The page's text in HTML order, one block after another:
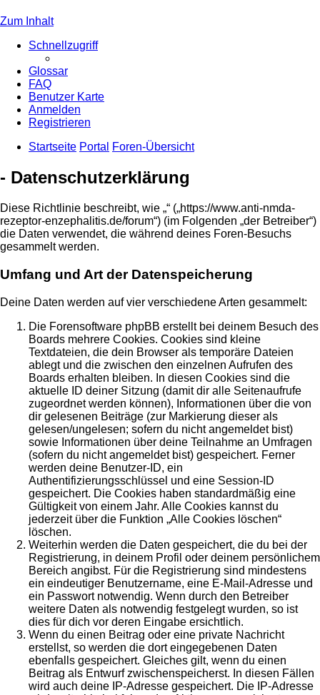
Zum Inhalt
Schnellzugriff
Glossar
FAQ
Benutzer Karte
Anmelden
Registrieren
Startseite Portal Foren-Übersicht
- Datenschutzerklärung
Diese Richtlinie beschreibt, wie „“ („https://www.anti-nmda-
rezeptor-enzephalitis.de/forum“) (im Folgenden „der Betreiber“)
die Daten verwendet, die während deines Foren-Besuchs
gesammelt werden.
Umfang und Art der Datenspeicherung
Deine Daten werden auf vier verschiedene Arten gesammelt:
Die Forensoftware phpBB erstellt bei deinem Besuch des
Boards mehrere Cookies. Cookies sind kleine
Textdateien, die dein Browser als temporäre Dateien
ablegt und die zwischen den einzelnen Aufrufen des
Boards erhalten bleiben. In diesen Cookies sind die
aktuelle ID deiner Sitzung (damit dir alle Seitenaufrufe
zugeordnet werden können), Informationen über die von
dir gelesenen Beiträge (zur Markierung dieser als
gelesen/ungelesen; sofern du nicht angemeldet bist)
sowie Informationen über deine Teilnahme an Umfragen
(sofern du nicht angemeldet bist) gespeichert. Ferner
werden deine Benutzer-ID, ein
Authentifizierungsschlüssel und eine Session-ID
gespeichert. Die Cookies haben standardmäßig eine
Gültigkeit von einem Jahr. Alle Cookies kannst du
jederzeit über die Funktion „Alle Cookies löschen“
löschen.
Weiterhin werden die Daten gespeichert, die du bei der
Registrierung, in deinem Profil oder deinem persönlichem
Bereich angibst. Für die Registrierung sind mindestens
ein eindeutiger Benutzername, eine E-Mail-Adresse und
ein Passwort notwendig. Wenn durch den Betreiber
weitere Daten als notwendig festgelegt wurden, so ist
dies für dich vor deren Eingabe ersichtlich.
Wenn du einen Beitrag oder eine private Nachricht
erstellst, so werden die dort eingegebenen Daten
ebenfalls gespeichert. Gleiches gilt, wenn du einen
Beitrag als Entwurf zwischenspeicherst. In diesen Fällen
wird auch deine IP-Adresse gespeichert. Die IP-Adresse